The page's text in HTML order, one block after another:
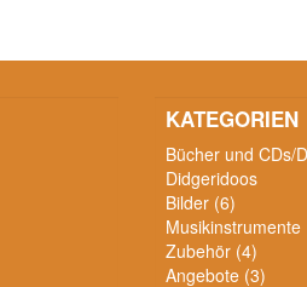
KATEGORIEN
Bücher und CDs/
Didgeridoos
Bilder (6)
Musikinstrumente
Zubehör (4)
Angebote (3)